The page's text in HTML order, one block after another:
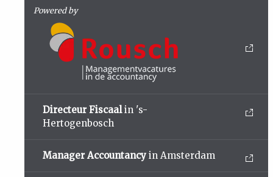
Powered by
Directeur Fiscaalin 's-
Hertogenbosch
Manager Accountancy in Amsterdam